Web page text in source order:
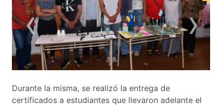
‹ ›
Durante la misma, se realizó la entrega de
certificados a estudiantes que llevaron adelante el